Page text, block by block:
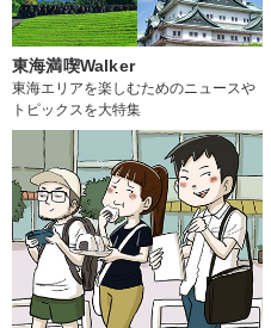
東海満喫Walker
東海エリアを楽しむためのニュースや
トピックスを大特集